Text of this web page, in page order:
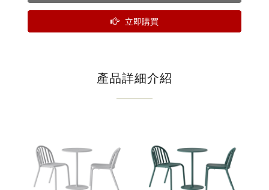
立即購買
產品詳細介紹